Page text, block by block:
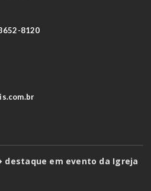
8120
em evento da Igreja